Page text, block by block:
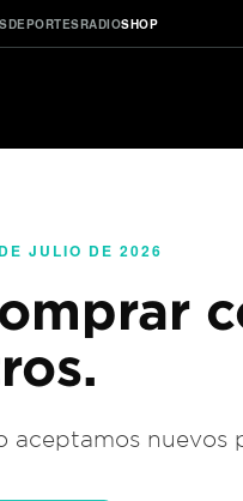
DEPORTESRADIOSHOP
JULIO DE 2026
aceptamos nuevos